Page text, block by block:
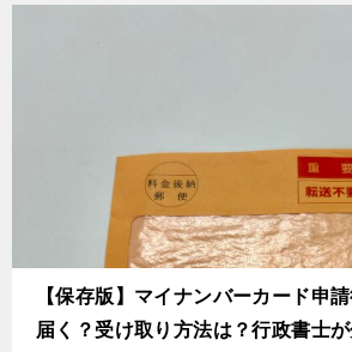
【保存版】マイナンバーカード申
届く？受け取り方法は？行政書士